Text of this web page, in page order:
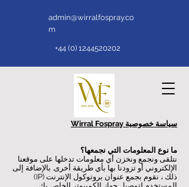
admin@wirralfospray.co
m
+44 (0) 1244520202
سياسة خصوصية Wirral Fospray
ما نوع المعلومات التي نجمعها؟
نتلقى ونجمع ونخزن أي معلومات تدخلها على موقعنا
الإلكتروني أو تزودنا بها بأي طريقة أخرى. بالإضافة إلى
ذلك ، نقوم بجمع عنوان بروتوكول الإنترنت (IP)